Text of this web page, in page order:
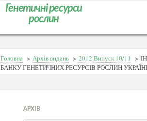
Генетичні ресурси
рослин
Головна > Архів видань > 2012 Випуск 10/11 >
БАНКУ ГЕНЕТИЧНИХ РЕСУРСІВ РОСЛИН
АРХІВ